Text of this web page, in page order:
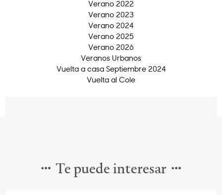
Verano 2022
Verano 2023
Verano 2024
Verano 2025
Verano 2026
Veranos Urbanos
Vuelta a casa Septiembre 2024
Vuelta al Cole
Te puede interesar